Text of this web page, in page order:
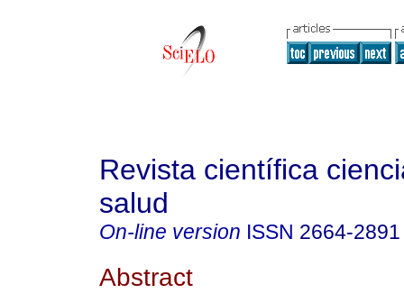
Revista científica
salud
On-line version ISSN 2664-2891
Abstract